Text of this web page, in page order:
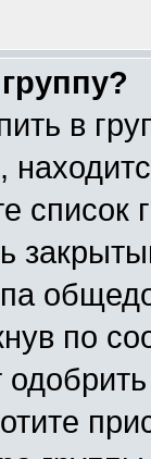
в
список
по